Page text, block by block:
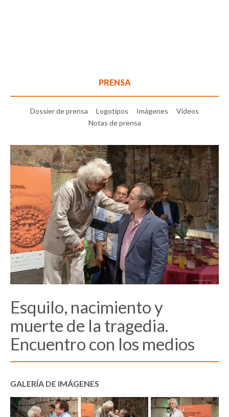
PRENSA
Dossier de prensa Logotipos Imágenes
Vídeos
Notas de prensa
Esquilo, nacimiento y
muerte de la tragedia.
Encuentro con los medios
GALERÍA DE IMÁGENES